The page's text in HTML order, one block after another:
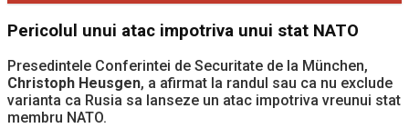
Pericolul unui atac impotriva unui stat NATO
Presedintele Conferintei de Securitate de la München,
Christoph Heusgen, a afirmat la randul sau ca nu exclude
varianta ca Rusia sa lanseze un atac impotriva vreunui stat
membru NATO.